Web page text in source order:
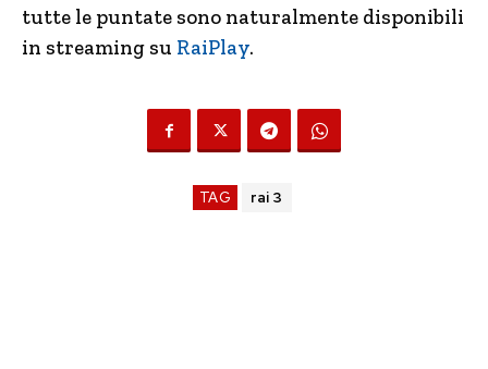
tutte le puntate sono naturalmente disponibili
in streaming su RaiPlay.
TAG rai 3